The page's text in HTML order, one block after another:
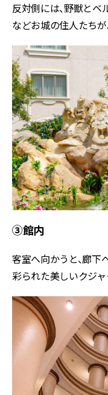
反対側には、野獣とベ
などお城の住人たちが
③館内
客室へ向かうと、廊下
彩られた美しいクジャ